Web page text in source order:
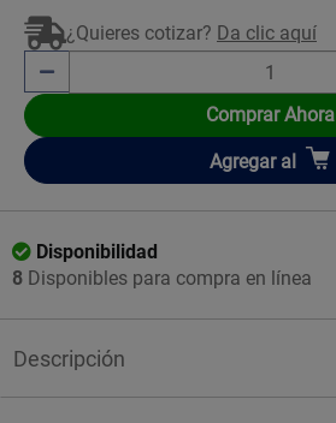
¿Quieres cotizar? Da clic aquí
Comprar Ahora
Añadir
Agregar al
Disponibilidad
8 Disponibles para compra en línea
Descripción